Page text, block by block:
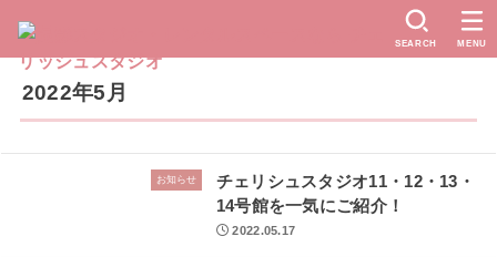
SEARCH MENU
2022年5月
お知らせ
チェリシュスタジオ11・12・13・
14号館を一気にご紹介！
2022.05.17